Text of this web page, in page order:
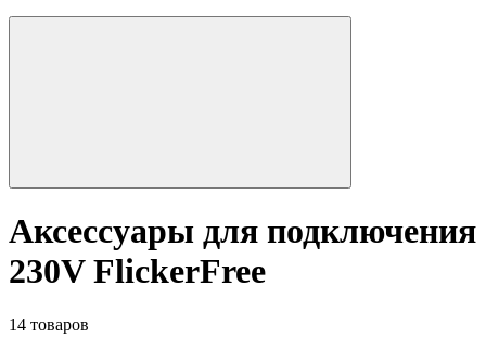
Аксессуары для подключения
230V FlickerFree
14 товаров